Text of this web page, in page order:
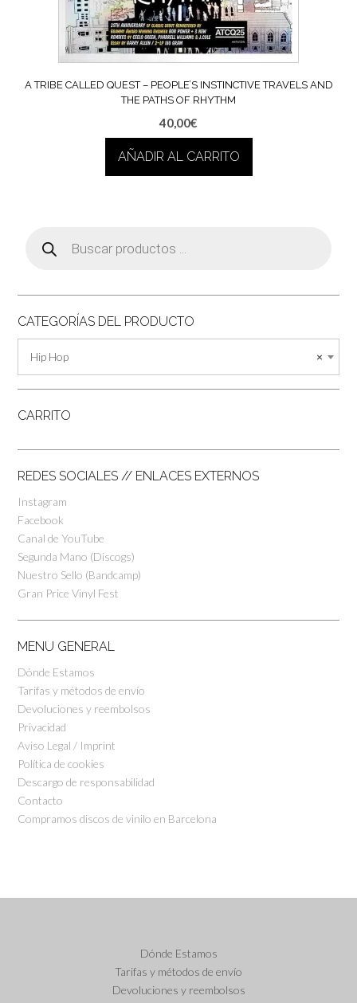
A TRIBE CALLED QUEST ‎– PEOPLE’S INSTINCTIVE TRAVELS AND
THE PATHS OF RHYTHM
40,00€
AÑADIR AL CARRITO
productos
CATEGORÍAS DEL PRODUCTO
×
Hip Hop
CARRITO
REDES SOCIALES // ENLACES EXTERNOS
Instagram
Facebook
Canal de YouTube
Segunda Mano (Discogs)
Nuestro Sello (Bandcamp)
Gran Price Vinyl Fest
MENU GENERAL
Dónde Estamos
Tarifas y métodos de envío
Devoluciones y reembolsos
Privacidad
Aviso Legal / Imprint
Política de cookies
Descargo de responsabilidad
Contacto
Compramos discos de vinilo en Barcelona
Dónde Estamos
Tarifas y métodos de envío
Devoluciones y reembolsos